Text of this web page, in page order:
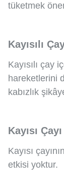
tüketmek
Kayısılı
Kayısılı çay
hareketlerini
kabızlık
Kayısı
Kayısı
etkisi yoktur.